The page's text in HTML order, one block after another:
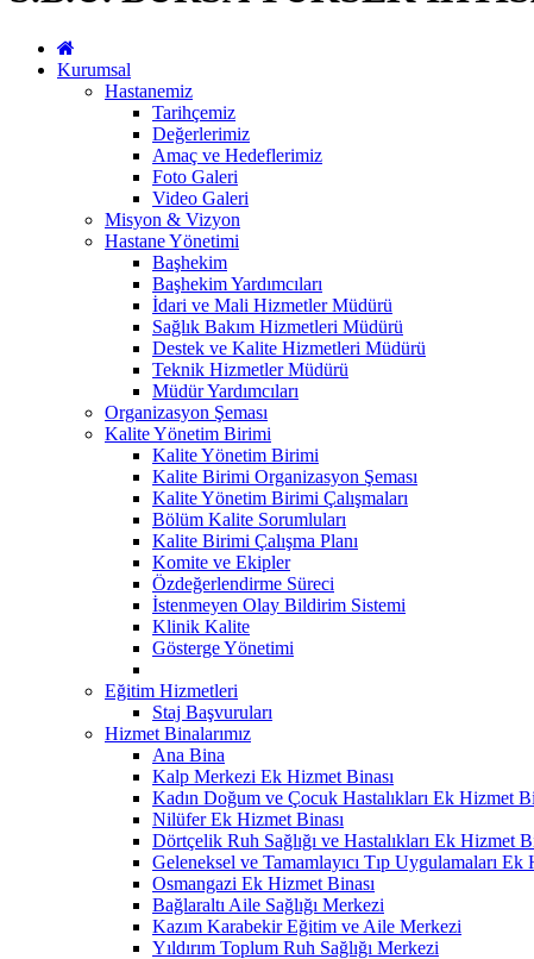
Kurumsal
Hastanemiz
Tarihçemiz
Değerlerimiz
Amaç ve Hedeflerimiz
Foto Galeri
Video Galeri
Misyon & Vizyon
Hastane Yönetimi
Başhekim
Başhekim Yardımcıları
İdari ve Mali Hizmetler Müdürü
Sağlık Bakım Hizmetleri Müdürü
Destek ve Kalite Hizmetleri Müdürü
Teknik Hizmetler Müdürü
Müdür Yardımcıları
Organizasyon Şeması
Kalite Yönetim Birimi
Kalite Yönetim Birimi
Kalite Birimi Organizasyon Şeması
Kalite Yönetim Birimi Çalışmaları
Bölüm Kalite Sorumluları
Kalite Birimi Çalışma Planı
Komite ve Ekipler
Özdeğerlendirme Süreci
İstenmeyen Olay Bildirim Sistemi
Klinik Kalite
Gösterge Yönetimi
Eğitim Hizmetleri
Staj Başvuruları
Hizmet Binalarımız
Ana Bina
Kalp Merkezi Ek Hizmet Binası
Kadın Doğum ve Çocuk Hastalıkları Ek Hizmet
Nilüfer Ek Hizmet Binası
Dörtçelik Ruh Sağlığı ve Hastalıkları Ek Hizmet
Geleneksel ve Tamamlayıcı Tıp Uygulamaları Ek
Osmangazi Ek Hizmet Binası
Bağlaraltı Aile Sağlığı Merkezi
Kazım Karabekir Eğitim ve Aile Merkezi
Yıldırım Toplum Ruh Sağlığı Merkezi